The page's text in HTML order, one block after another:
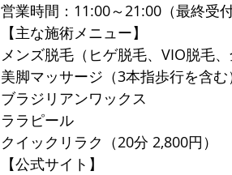
営業時間：11:00～21:00（最終受付
【主な施術メニュー】
メンズ脱毛（ヒゲ脱毛、VIO脱毛、
美脚マッサージ（3本指歩行を含む
ブラジリアンワックス
ララピール
クイックリラク（20分 2,800円）
【公式サイト】